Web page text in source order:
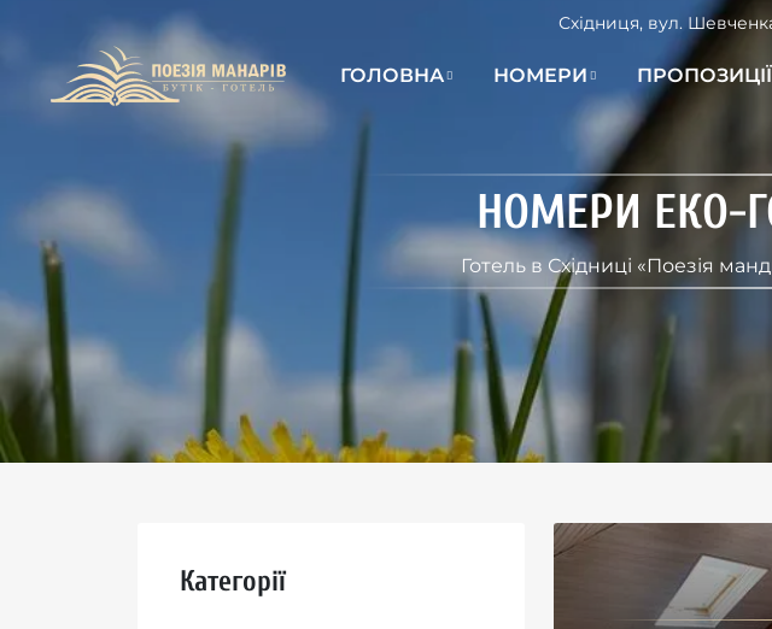
Східниця, вул.
ГОЛОВНА НОМЕРИ ПРОПОЗИЦІЇ
НОМЕРИ ЕКО-
Готель в Східниці «Поезія
Категорії